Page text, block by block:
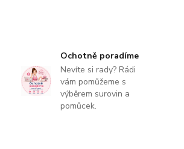
Ochotně poradíme
Nevíte si rady? Rádi
vám pomůžeme s
výběrem surovin a
pomůcek.